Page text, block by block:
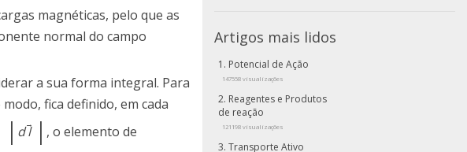
magnéticas, pelo que as
normal do campo
a sua forma integral. Para
fica definido, em cada
| d→
l |, o elemento de
Artigos mais lidos
Potencial de Ação
147558 visualizações
Reagentes e Produtos
de reação
121198 visualizações
Transporte Ativo